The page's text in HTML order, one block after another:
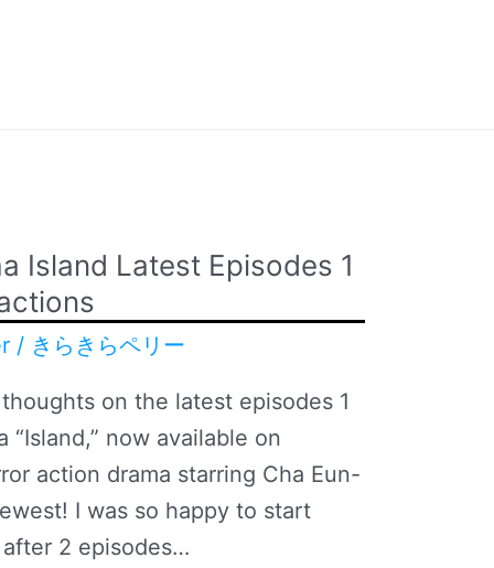
Island Latest Episodes 1
/ きらきらペリー
on the latest episodes 1
now available on
action drama starring Cha Eun-
I was so happy to start
2 episodes…